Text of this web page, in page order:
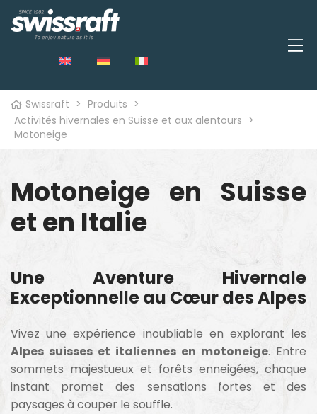
Swissraft > Produits >
Activités hivernales en Suisse et aux alentours >
Motoneige
Motoneige en Suisse
et en Italie
Une Aventure Hivernale
Exceptionnelle au Cœur des Alpes
Vivez une expérience inoubliable en explorant les
Alpes suisses et italiennes en motoneige. Entre
sommets majestueux et forêts enneigées, chaque
instant promet des sensations fortes et des
paysages à couper le souffle.